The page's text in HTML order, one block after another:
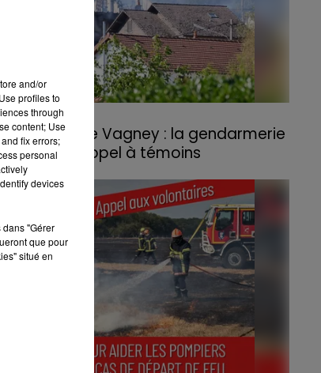
3 août 2026
Incendie de Vagney : la gendarmerie
lance un appel à témoins
Le feu, parti d'une haie avant de se propager
au quartier résidentiel, avait détruit deux
habitations et contraint à l'évacuation d'une
centaine de personnes.
and/or
profiles to
through
content; Use
fix errors;
personal
devices
"Gérer
que pour
situé en